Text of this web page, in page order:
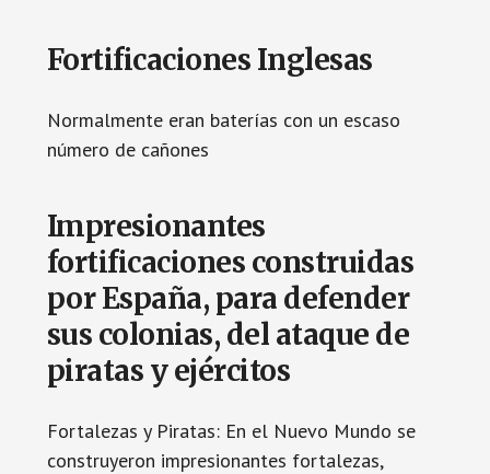
Fortificaciones Inglesas
Normalmente eran baterías con un escaso
número de cañones
Impresionantes
fortificaciones construidas
por España, para defender
sus colonias, del ataque de
piratas y ejércitos
Fortalezas y Piratas: En el Nuevo Mundo se
construyeron impresionantes fortalezas,